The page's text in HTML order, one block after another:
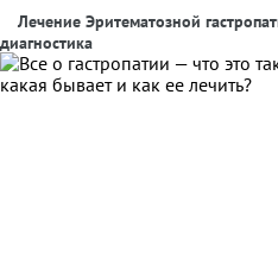
Лечение Эритематозной
диагностика